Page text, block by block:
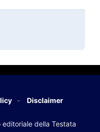
Disclaimer
della Testata